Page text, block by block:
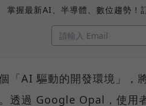
掌握最新AI、半導體、數位趨勢！
「AI 驅動的開發環境」，
透過 Google Opal，使用